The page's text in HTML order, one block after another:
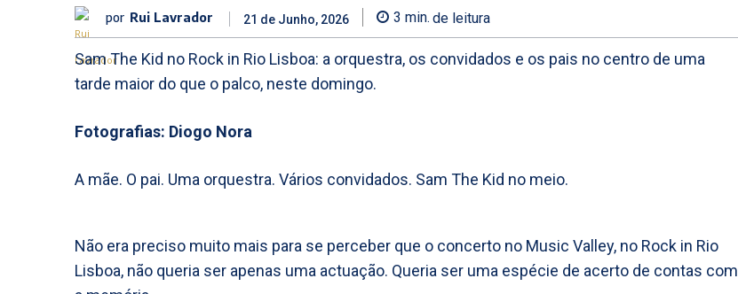
por Rui Lavrador 21 de Junho, 2026 3 min. de leitura
Sam The Kid no Rock in Rio Lisboa: a orquestra, os convidados e os pais no centro de uma
tarde maior do que o palco, neste domingo.
Fotografias: Diogo Nora
A mãe. O pai. Uma orquestra. Vários convidados. Sam The Kid no meio.
Não era preciso muito mais para se perceber que o concerto no Music Valley, no Rock in Rio
Lisboa, não queria ser apenas uma actuação. Queria ser uma espécie de acerto de contas com